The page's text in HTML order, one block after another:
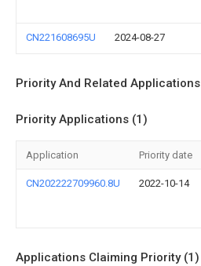
CN221608695U 2024-08-27
Priority And Related Applications
Priority Applications (1)
Application Priority date
CN202222709960.8U 2022-10-14
Applications Claiming Priority (1)